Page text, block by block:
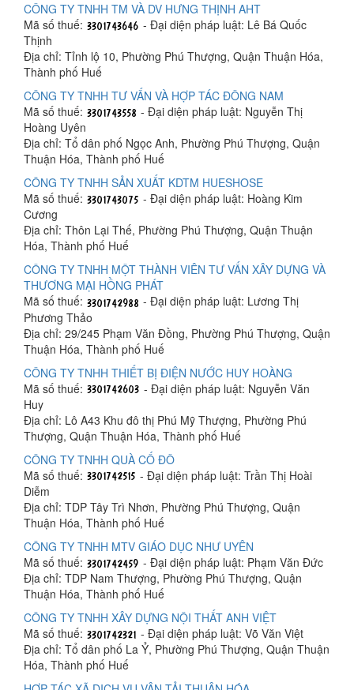
CÔNG TY TNHH TM VÀ DV HƯNG THỊNH AHT
Mã số thuế:
- Đại diện pháp luật: Lê Bá Quốc
Thịnh
Địa chỉ: Tỉnh lộ 10, Phường Phú Thượng, Quận Thuận Hóa,
Thành phố Huế
CÔNG TY TNHH TƯ VẤN VÀ HỢP TÁC ĐÔNG NAM
Mã số thuế:
- Đại diện pháp luật: Nguyễn Thị
Hoàng Uyên
Địa chỉ: Tổ dân phố Ngọc Anh, Phường Phú Thượng, Quận
Thuận Hóa, Thành phố Huế
CÔNG TY TNHH SẢN XUẤT KDTM HUESHOSE
Mã số thuế:
- Đại diện pháp luật: Hoàng Kim
Cương
Địa chỉ: Thôn Lại Thế, Phường Phú Thượng, Quận Thuận
Hóa, Thành phố Huế
CÔNG TY TNHH MỘT THÀNH VIÊN TƯ VẤN XÂY DỰNG VÀ
THƯƠNG MẠI HỒNG PHÁT
Mã số thuế:
- Đại diện pháp luật: Lương Thị
Phương Thảo
Địa chỉ: 29/245 Phạm Văn Đồng, Phường Phú Thượng, Quận
Thuận Hóa, Thành phố Huế
CÔNG TY TNHH THIẾT BỊ ĐIỆN NƯỚC HUY HOÀNG
Mã số thuế:
- Đại diện pháp luật: Nguyễn Văn
Huy
Địa chỉ: Lô A43 Khu đô thị Phú Mỹ Thượng, Phường Phú
Thượng, Quận Thuận Hóa, Thành phố Huế
CÔNG TY TNHH QUÀ CỐ ĐÔ
Mã số thuế:
- Đại diện pháp luật: Trần Thị Hoài
Diễm
Địa chỉ: TDP Tây Trì Nhơn, Phường Phú Thượng, Quận
Thuận Hóa, Thành phố Huế
CÔNG TY TNHH MTV GIÁO DỤC NHƯ UYÊN
Mã số thuế:
- Đại diện pháp luật: Phạm Văn Đức
Địa chỉ: TDP Nam Thượng, Phường Phú Thượng, Quận
Thuận Hóa, Thành phố Huế
CÔNG TY TNHH XÂY DỰNG NỘI THẤT ANH VIỆT
Mã số thuế:
- Đại diện pháp luật: Võ Văn Việt
Địa chỉ: Tổ dân phố La Ỷ, Phường Phú Thượng, Quận Thuận
Hóa, Thành phố Huế